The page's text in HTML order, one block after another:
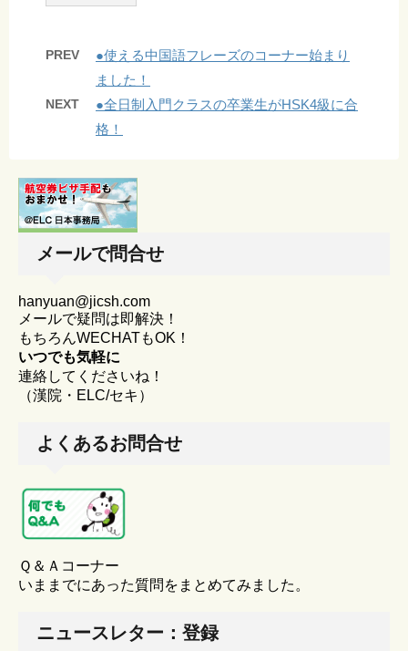
PREV
●使える中国語フレーズのコーナー始まり
ました！
NEXT
●全日制入門クラスの卒業生がHSK4級に合
格！
メールで問合せ
hanyuan@jicsh.com
メールで疑問は即解決！
もちろんWECHATもOK！
いつでも気軽に
連絡してくださいね！
（漢院・ELC/セキ）
よくあるお問合せ
Ｑ＆Ａコーナー
いままでにあった質問をまとめてみました。
ニュースレター：登録